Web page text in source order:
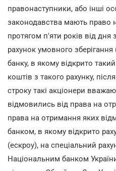
правонаступники, або інші
законодавства мають право
протягом п'яти років від дня
рахунок умовного
банку, в якому відкрито
коштів з такого рахунку,
строку такі акціонери
відмовились від права на
права на отримання яких
банком, в якому відкрито
(ескроу), на спеціальний
Національним банком